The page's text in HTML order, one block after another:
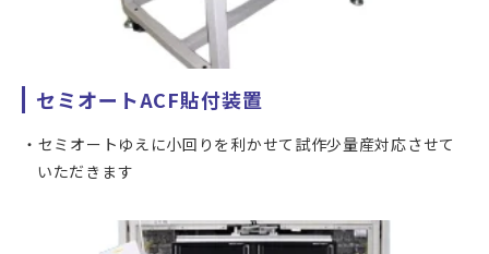
セミオートACF貼付装置
セミオートゆえに小回りを利かせて試作少量産対応させて
いただきます